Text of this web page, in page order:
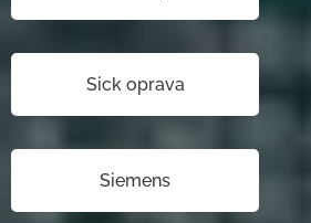
Sick oprava
Siemens